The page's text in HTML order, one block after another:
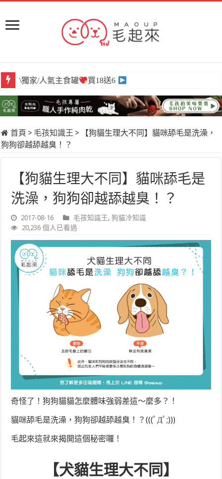
\獨家/人氣主食罐 買18送6
首頁 > 毛孩知識王 >
【狗貓生理大不同】貓咪舔毛是洗澡，
狗狗卻越舔越臭！？
【狗貓生理大不同】貓咪舔毛是
洗澡，狗狗卻越舔越臭！？
2017-08-16 毛孩知識王,狗貓冷知識
20,236 個人已看過
奇怪了！狗狗貓貓怎麼體味強弱差這～麼多？！
貓咪舔毛是洗澡，狗狗卻越舔越臭！？(((ﾟДﾟ;)))
毛起來這就來揭開這個秘密囉！
【犬貓生理大不同】